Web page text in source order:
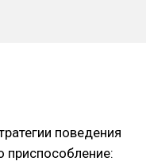
поведения
приспособление: